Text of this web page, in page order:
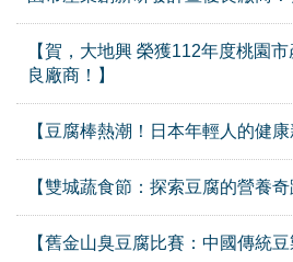
【賀，大地興 榮獲112年度桃園
良廠商！】
【豆腐棒熱潮！日本年輕人的健康
【雙城蔬食節：探索豆腐的營養奇
【舊金山臭豆腐比賽：中國傳統豆